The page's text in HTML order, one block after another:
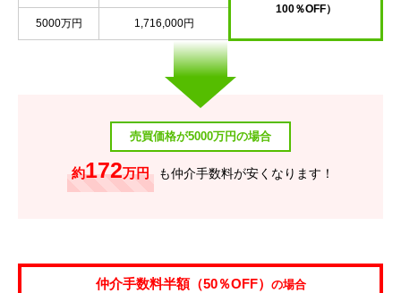
100％OFF）
5000万円 1,716,000円
売買価格が5000万円の場合
約172万円 も仲介手数料が安くなります！
仲介手数料半額（50％OFF） の場合